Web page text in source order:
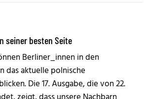
seiner besten Seite
Berliner_innen in den
das aktuelle polnische
Die 17. Ausgabe, die von 22.